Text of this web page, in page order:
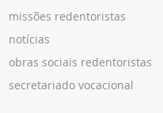
missões redentoristas
notícias
obras sociais redentoristas
secretariado vocacional